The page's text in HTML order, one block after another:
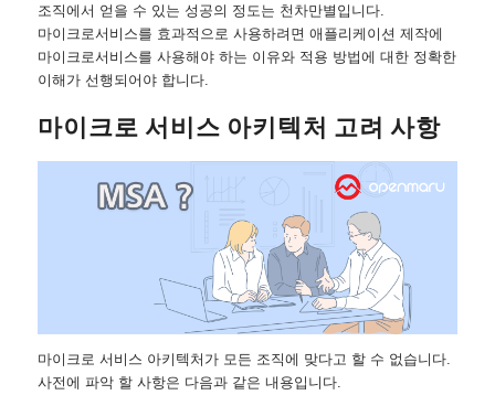
조직에서 얻을 수 있는 성공의 정도는 천차만별입니다.
마이크로서비스를 효과적으로 사용하려면 애플리케이션 제작에
마이크로서비스를 사용해야 하는 이유와 적용 방법에 대한 정확한
이해가 선행되어야 합니다.
마이크로 서비스 아키텍처 고려 사항
마이크로 서비스 아키텍처가 모든 조직에 맞다고 할 수 없습니다.
사전에 파악 할 사항은 다음과 같은 내용입니다.